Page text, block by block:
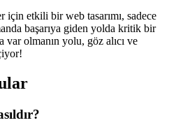
etkili bir web tasarımı, sadece
başarıya giden yolda kritik bir
var olmanın yolu, göz alıcı ve